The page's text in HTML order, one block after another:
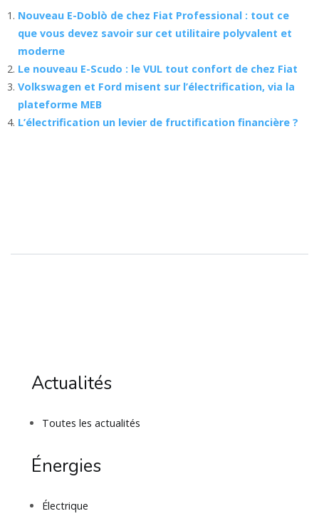
Nouveau E-Doblò de chez Fiat Professional : tout ce
que vous devez savoir sur cet utilitaire polyvalent et
moderne
Le nouveau E-Scudo : le VUL tout confort de chez Fiat
Volkswagen et Ford misent sur l’électrification, via la
plateforme MEB
L’électrification un levier de fructification financière ?
Actualités
Toutes les actualités
Énergies
Électrique